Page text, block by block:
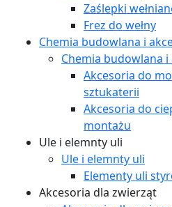
Zaślepki
Frez do wełny
Chemia budowlana i
Chemia budowlana i
Akcesoria do
sztukaterii
Akcesoria do
montażu
Ule i elemnty uli
Ule i elemnty uli
Elementy uli
Akcesoria dla zwierząt